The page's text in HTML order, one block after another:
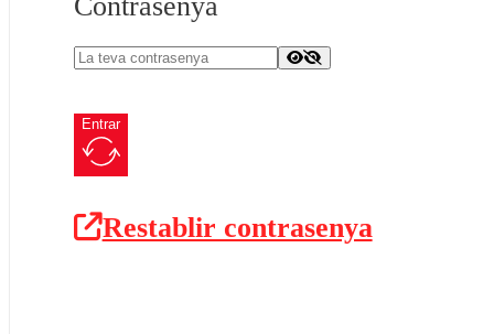
Contrasenya
Entrar
Restablir contrasenya